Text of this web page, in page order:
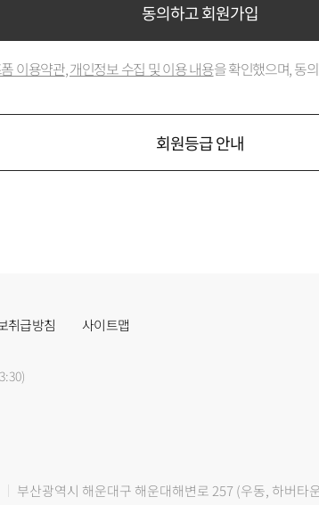
동의하고 회원가입
이용약관,개인정보 수집 및 이용 내용을 확인했으며, 동
회원등급 안내
취급방침 사이트맵
부산광역시 해운대구 해운대해변로 257 (우동, 하버타